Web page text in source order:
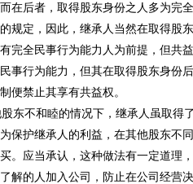
在后者，取得股东身份之人多为完
规定，因此，继承人当然在取得股
完全民事行为能力人为前提，但共
事行为能力，但其在取得股东身份
便禁止其享有共益权。
东不和睦的情况下，继承人虽取得
保护继承人的利益，在其他股东不
。应当承认，这种做法有一定道理
解的人加入公司，防止在公司经营